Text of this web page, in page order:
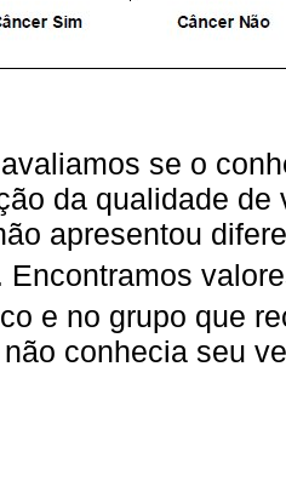
se o
da qualidade
apresentou
Encontramos
e no grupo que
conhecia seu